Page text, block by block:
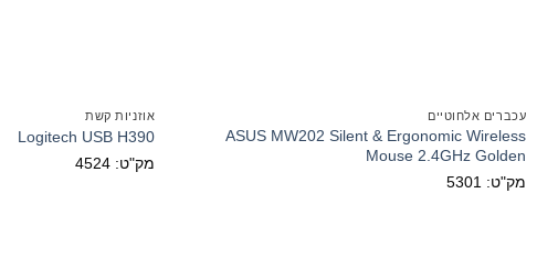
עכברים אלחוטיים
ASUS MW202 Silent & Ergonomic Wireless
Mouse 2.4GHz Golden
מק"ט: 5301
אוזניות קשת
Logitech USB H390
מק"ט: 4524